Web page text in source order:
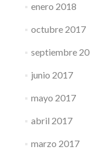
enero 2018
octubre 2017
septiembre
junio 2017
mayo 2017
abril 2017
marzo 2017